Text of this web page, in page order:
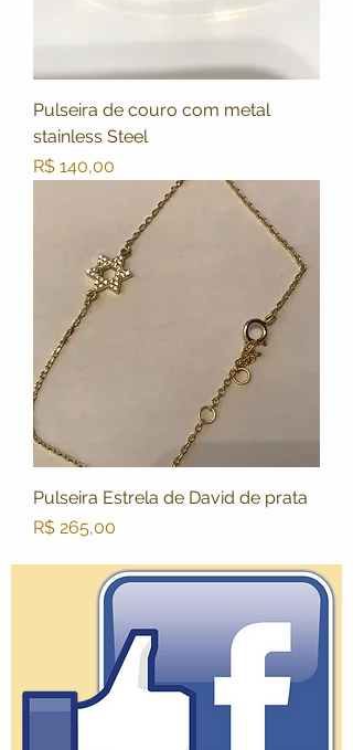
Pulseira de couro com metal
stainless Steel
Preço
R$ 140,00
Pulseira Estrela de David de prata
Preço
R$ 265,00